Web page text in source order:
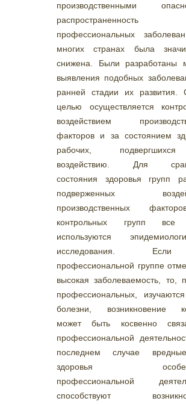
производственными
распространенность
профессиональных
многих странах была
снижена. Были разработаны
выявления подобных
ранней стадии их развития.
целью осуществляется
воздействием
факторов и за состоянием
рабочих,
воздействию. Для
состояния здоровья групп
подверженных
производственных
контрольных групп
используются
исследования.
профессиональной группе
высокая заболеваемость, то,
профессиональных,
болезни, возникновение
может быть косвенно
профессиональной
последнем случае
здоровья
профессиональной
способствуют